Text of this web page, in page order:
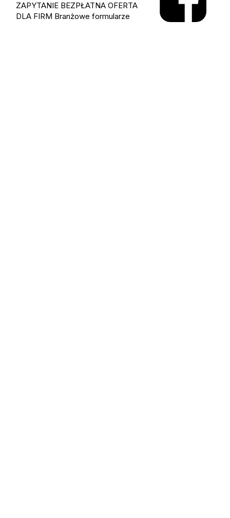
ZAPYTANIE BEZPŁATNA OFERTA
DLA FIRM Branżowe formularze